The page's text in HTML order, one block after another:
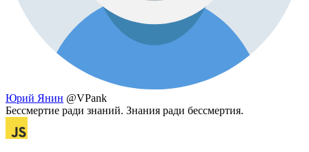
Юрий Янин @VPank
Бессмертие ради знаний. Знания ради бессмертия.